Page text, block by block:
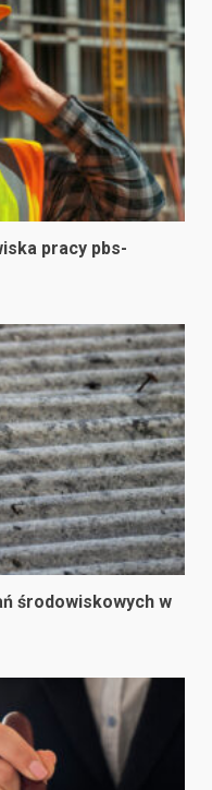
pracy pbs-
środowiskowych w